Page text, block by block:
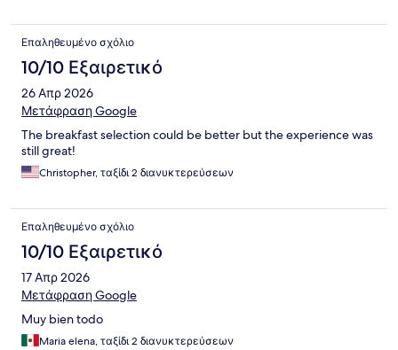
Επαληθευμένο σχόλιο
10/10 Εξαιρετικό
26 Απρ 2026
Μετάφραση Google
The breakfast selection could be better but the experience was
still great!
Christopher, ταξίδι 2 διανυκτερεύσεων
Επαληθευμένο σχόλιο
10/10 Εξαιρετικό
17 Απρ 2026
Μετάφραση Google
Muy bien todo
Maria elena, ταξίδι 2 διανυκτερεύσεων